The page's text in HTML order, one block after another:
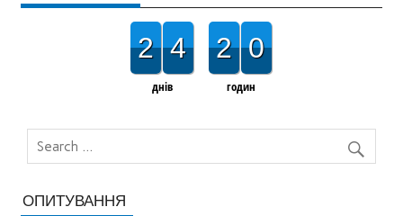
2 4
днів
2 0
годин
ОПИТУВАННЯ